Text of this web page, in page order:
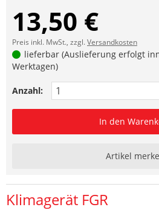
13,50 €
Preis inkl. MwSt., zzgl.Versandkosten
lieferbar (Auslieferung erfolgt
Werktagen)
Anzahl:
In den
Artikel
Klimagerät FGR